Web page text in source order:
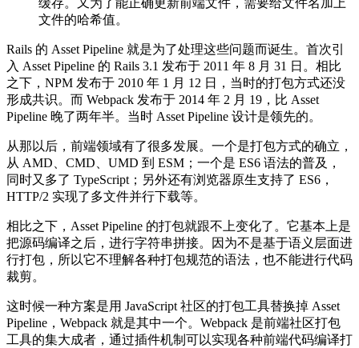
文件的哈希值。
Rails 的 Asset Pipeline 就是为了处理这些问题而诞生。首次引
入 Asset Pipeline 的 Rails 3.1 发布于 2011 年 8 月 31 日。相比
之下，NPM 发布于 2010 年 1 月 12 日，当时的打包方式还没
形成共识。而 Webpack 发布于 2014 年 2 月 19，比 Asset
Pipeline 晚了两年半。当时 Asset Pipeline 设计是领先的。
从那以后，前端领域有了很多发展。一个是打包方式的确立，
从 AMD、CMD、UMD 到 ESM；一个是 ES6 语法的普及，
同时又多了 TypeScript；另外还有浏览器原生支持了 ES6，
HTTP/2 实现了多文件并行下载等。
相比之下，Asset Pipeline 的打包就跟不上变化了。它基本上是
把源码编译之后，进行字符串拼接。因为不是基于语义层面进
行打包，所以它不理解各种打包规范的语法，也不能进行代码
裁剪。
这时候一种方案是用 JavaScript 社区的打包工具替换掉 Asset
Pipeline，Webpack 就是其中一个。Webpack 是前端社区打包
工具的集大成者，通过插件机制可以实现各种前端代码编译打